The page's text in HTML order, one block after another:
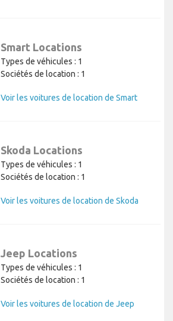
Smart Locations
Types de véhicules : 1
Sociétés de location : 1
Voir les voitures de location de Smart
Skoda Locations
Types de véhicules : 1
Sociétés de location : 1
Voir les voitures de location de Skoda
Jeep Locations
Types de véhicules : 1
Sociétés de location : 1
Voir les voitures de location de Jeep